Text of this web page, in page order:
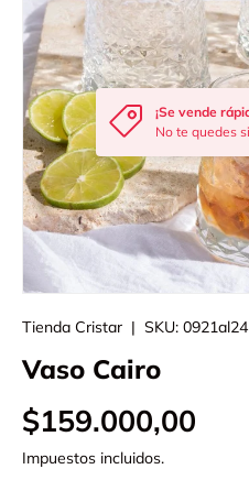
¡Se vende
No te quedes
Tienda Cristar | SKU: 0921al24
Vaso Cairo
$159.000,00
Impuestos incluidos.